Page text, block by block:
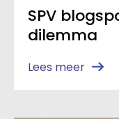
SPV
dilemma
Lees meer